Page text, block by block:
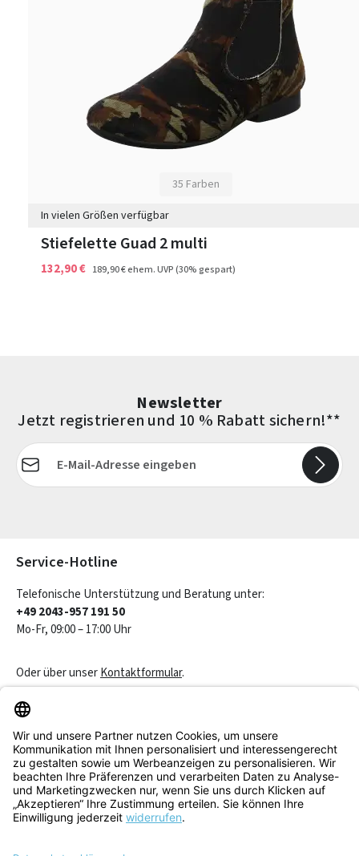
35 Farben
In vielen Größen verfügbar
Stiefelette Guad 2 multi
132,90 € 189,90 €ehem. UVP(30% gespart)
Newsletter
Jetzt registrieren und 10 % Rabatt sichern!**
E-Mail-Adresse*
Service-Hotline
Telefonische Unterstützung und Beratung unter:
+49 2043-957 191 50
Mo-Fr, 09:00 – 17:00 Uhr
Oder über unserKontaktformular.
Service & Beratung
Informationen